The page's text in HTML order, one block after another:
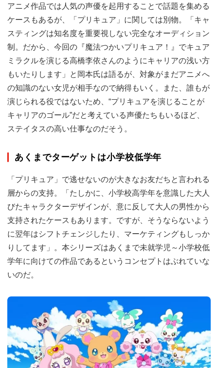
アニメ作品では人気の声優を起用することで話題を集める
ケースもあるが、「プリキュア」に関しては別物。「キャ
スティングは知名度を重要視しない完全なオーディション
制。だから、今回の『魔法つかいプリキュア！』でキュア
ミラクルを演じる高橋李依さんのようにキャリアの浅い方
もいたりします」と岡本氏は語るが、対象がまだアニメへ
の知識のない女児が相手なので納得もいく。また、誰もが
演じられる役ではないため、“プリキュアを演じることが
キャリアのゴール”だと考えている声優たちもいるほど、
ステイタスの高い仕事なのだそう。
あくまでターゲットは小学校低学年
「プリキュア」で逃せないのが大きなお友だちと言われる
層からの支持。「たしかに、小学校高学年を意識した大人
びたキャラクターデザインが、意に反して大人の男性から
支持されたケースもあります。ですが、そうならないよう
に翌年はシフトチェンジしたり、マーケティングもしっか
りしてます」。本シリーズはあくまで未就学児～小学校低
学年に向けての作品であるというコンセプトはぶれていな
いのだ。